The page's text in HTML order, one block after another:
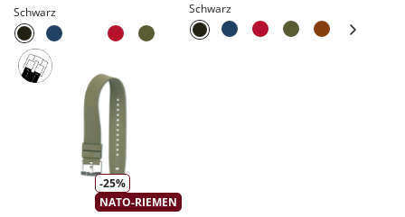
Schwarz Schwarz
-25%
NATO-RIEMEN